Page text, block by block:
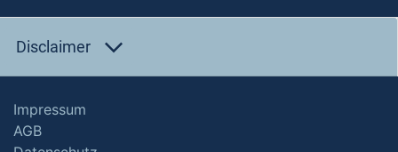
Disclaimer
Impressum
AGB